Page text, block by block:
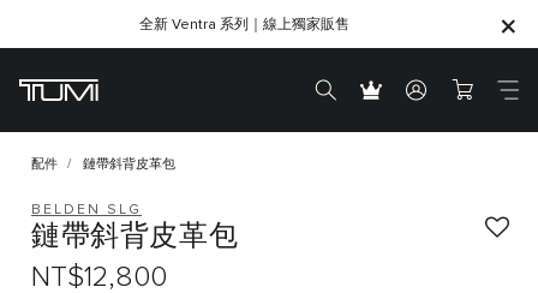
SHOP GIFTS
SHOP GIFTS
全新 Ventra 系列｜線上獨家販售
配件 鏈帶斜背皮革包
BELDEN SLG
鏈帶斜背皮革包
NT$12,800